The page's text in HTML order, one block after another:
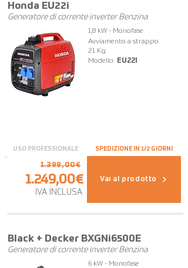
Honda EU22i
Generatore di corrente inverter Benzina
USO PROFESSIONALE
1,8 kW - Monofase
Avviamento a strappo
21 Kg
Modello:
EU22I
SPEDIZIONE IN 1/2 GIORNI
1.249,00€
1.399,00€
IVA INCLUSA
Vai al prodotto
Black + Decker BXGNi6500E
Generatore di corrente inverter Benzina
6 kW - Monofase